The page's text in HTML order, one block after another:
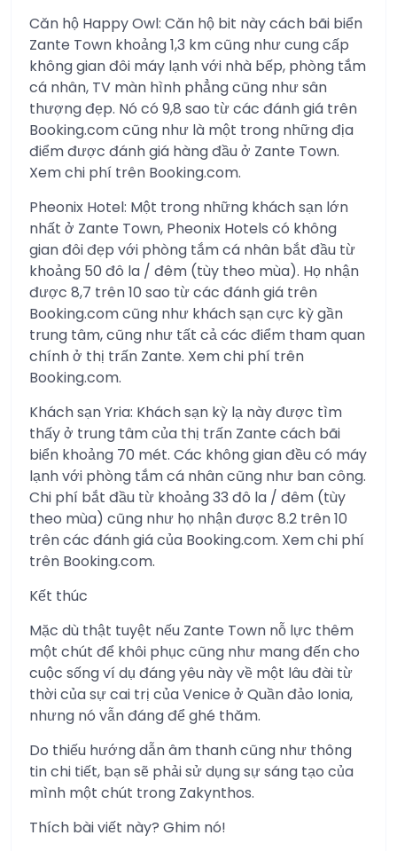
Căn hộ Happy Owl: Căn hộ bit này cách bãi biển
Zante Town khoảng 1,3 km cũng như cung cấp
không gian đôi máy lạnh với nhà bếp, phòng tắm
cá nhân, TV màn hình phẳng cũng như sân
thượng đẹp. Nó có 9,8 sao từ các đánh giá trên
Booking.com cũng như là một trong những địa
điểm được đánh giá hàng đầu ở Zante Town.
Xem chi phí trên Booking.com.
Pheonix Hotel: Một trong những khách sạn lớn
nhất ở Zante Town, Pheonix Hotels có không
gian đôi đẹp với phòng tắm cá nhân bắt đầu từ
khoảng 50 đô la / đêm (tùy theo mùa). Họ nhận
được 8,7 trên 10 sao từ các đánh giá trên
Booking.com cũng như khách sạn cực kỳ gần
trung tâm, cũng như tất cả các điểm tham quan
chính ở thị trấn Zante. Xem chi phí trên
Booking.com.
Khách sạn Yria: Khách sạn kỳ lạ này được tìm
thấy ở trung tâm của thị trấn Zante cách bãi
biển khoảng 70 mét. Các không gian đều có máy
lạnh với phòng tắm cá nhân cũng như ban công.
Chi phí bắt đầu từ khoảng 33 đô la / đêm (tùy
theo mùa) cũng như họ nhận được 8.2 trên 10
trên các đánh giá của Booking.com. Xem chi phí
trên Booking.com.
Kết thúc
Mặc dù thật tuyệt nếu Zante Town nỗ lực thêm
một chút để khôi phục cũng như mang đến cho
cuộc sống ví dụ đáng yêu này về một lâu đài từ
thời của sự cai trị của Venice ở Quần đảo Ionia,
nhưng nó vẫn đáng để ghé thăm.
Do thiếu hướng dẫn âm thanh cũng như thông
tin chi tiết, bạn sẽ phải sử dụng sự sáng tạo của
mình một chút trong Zakynthos.
Thích bài viết này? Ghim nó!